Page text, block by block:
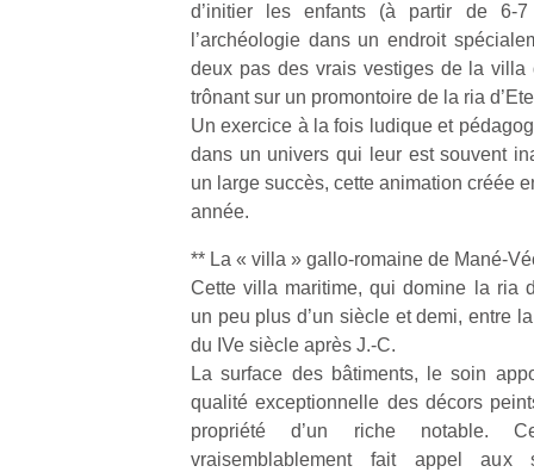
d’initier les enfants (à partir de 6-
l’archéologie dans un endroit
deux pas des vrais vestiges de la villa
trônant sur un promontoire de la ria
Un exercice à la fois ludique et
dans un univers qui leur est souvent
un large succès, cette animation créée
année.
** La « villa » gallo-romaine de Mané-
Cette villa maritime, qui domine la ria
un peu plus d’un siècle et demi, entre
du IVe siècle après J.-C.
La surface des bâtiments, le soin
qualité exceptionnelle des décors
propriété d’un riche notable.
vraisemblablement fait appel aux